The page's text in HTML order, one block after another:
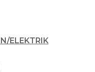
ELEKTRIK